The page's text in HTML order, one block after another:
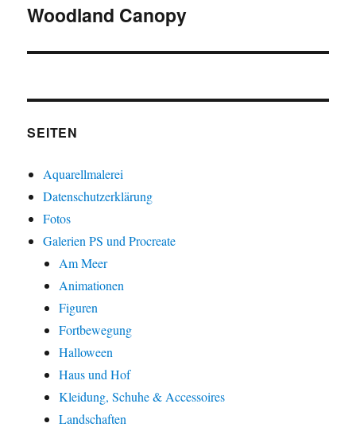
Nächster
Woodland Canopy
SEITEN
Aquarellmalerei
Datenschutzerklärung
Fotos
Galerien PS und Procreate
Am Meer
Animationen
Figuren
Fortbewegung
Halloween
Haus und Hof
Kleidung, Schuhe & Accessoires
Landschaften